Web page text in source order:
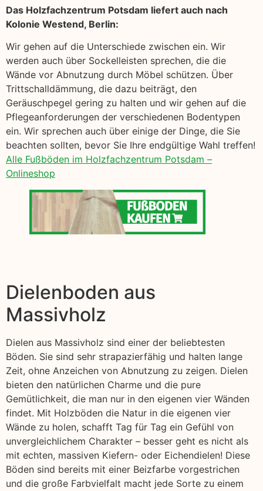
Das Holzfachzentrum Potsdam liefert auch nach
Kolonie Westend, Berlin:
Wir gehen auf die Unterschiede zwischen ein. Wir
werden auch über Sockelleisten sprechen, die die
Wände vor Abnutzung durch Möbel schützen. Über
Trittschalldämmung, die dazu beiträgt, den
Geräuschpegel gering zu halten und wir gehen auf die
Pflegeanforderungen der verschiedenen Bodentypen
ein. Wir sprechen auch über einige der Dinge, die Sie
beachten sollten, bevor Sie Ihre endgültige Wahl treffen!
Alle Fußböden im Holzfachzentrum Potsdam –
Onlineshop
Dielenboden aus
Massivholz
Dielen aus Massivholz sind einer der beliebtesten
Böden. Sie sind sehr strapazierfähig und halten lange
Zeit, ohne Anzeichen von Abnutzung zu zeigen. Dielen
bieten den natürlichen Charme und die pure
Gemütlichkeit, die man nur in den eigenen vier Wänden
findet. Mit Holzböden die Natur in die eigenen vier
Wände zu holen, schafft Tag für Tag ein Gefühl von
unvergleichlichem Charakter – besser geht es nicht als
mit echten, massiven Kiefern- oder Eichendielen! Diese
Böden sind bereits mit einer Beizfarbe vorgestrichen
und die große Farbvielfalt macht jede Sorte zu einem